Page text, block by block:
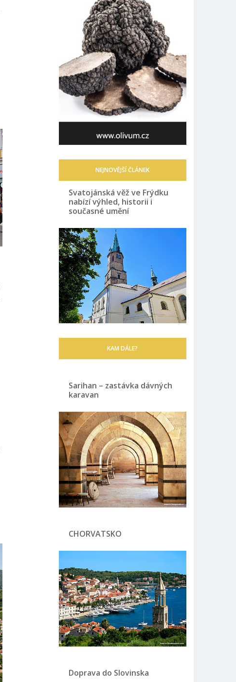
NEJNOVĚJŠÍ ČLÁNEK
Svatojánská věž ve Frýdku
nabízí výhled, historii i
současné umění
KAM DÁLE?
Sarihan – zastávka dávných
karavan
CHORVATSKO
Doprava do Slovinska